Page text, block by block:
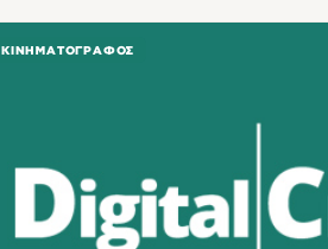
ΚΙΝΗΜΑΤΟΓΡΆΦΟΣ